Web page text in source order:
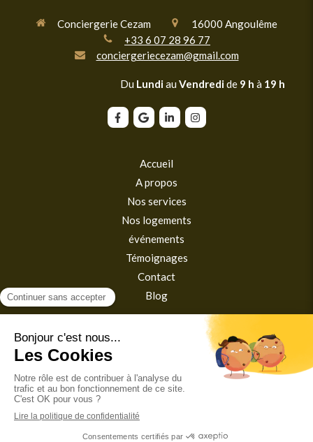
Conciergerie Cezam 16000 Angoulême
+33 6 07 28 96 77
conciergeriecezam@gmail.com
Du Lundiau Vendredide 9 h à 19 h
Accueil
A propos
Nos services
Nos logements
événements
Témoignages
Contact
Blog
Politique de confidentialité
Conditions Générales d'Utilisation
©2025 Conciergerie Cezam